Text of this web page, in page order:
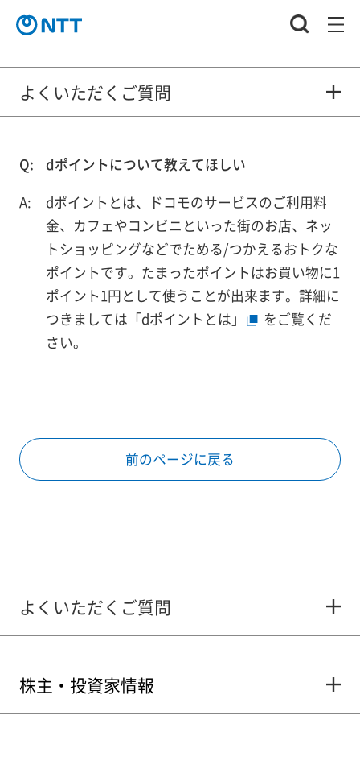
よくいただくご質問
dポイントについて教えてほしい
dポイントとは、ドコモのサービスのご利用料
金、カフェやコンビニといった街のお店、ネッ
トショッピングなどでためる/つかえるおトクな
ポイントです。たまったポイントはお買い物に1
ポイント1円として使うことが出来ます。詳細に
つきましては 「dポイントとは」
をご覧くだ
さい。
前のページに戻る
よくいただくご質問
株主・投資家情報